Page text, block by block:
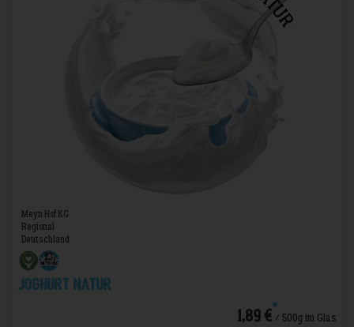
Meyn Hof KG
Regional
Deutschland
Joghurt Natur
1,89 €*/ 500g im Glas